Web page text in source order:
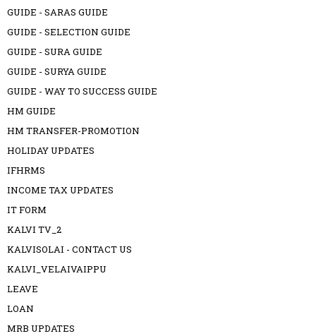
GUIDE - SARAS GUIDE
GUIDE - SELECTION GUIDE
GUIDE - SURA GUIDE
GUIDE - SURYA GUIDE
GUIDE - WAY TO SUCCESS GUIDE
HM GUIDE
HM TRANSFER-PROMOTION
HOLIDAY UPDATES
IFHRMS
INCOME TAX UPDATES
IT FORM
KALVI TV_2
KALVISOLAI - CONTACT US
KALVI_VELAIVAIPPU
LEAVE
LOAN
MRB UPDATES